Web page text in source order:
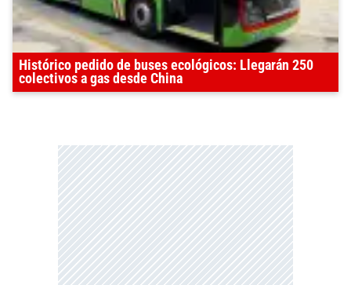
Histórico pedido de buses ecológicos: Llegarán 250
colectivos a gas desde China